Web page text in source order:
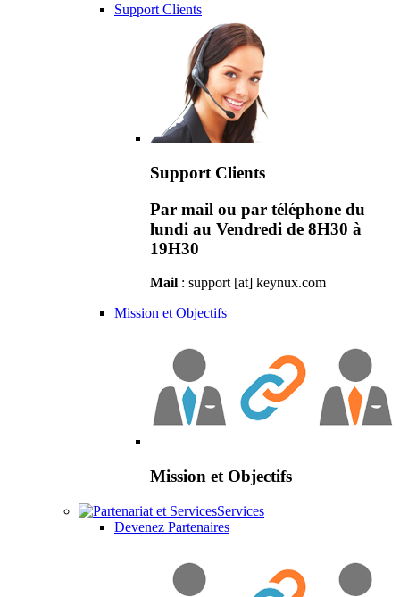
Support Clients
Support Clients
Par mail ou par téléphone du
lundi au Vendredi de 8H30 à
19H30
Mail : support [at] keynux.com
Mission et Objectifs
Mission et Objectifs
Services
Devenez Partenaires